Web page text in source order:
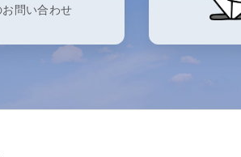
問い合わせ